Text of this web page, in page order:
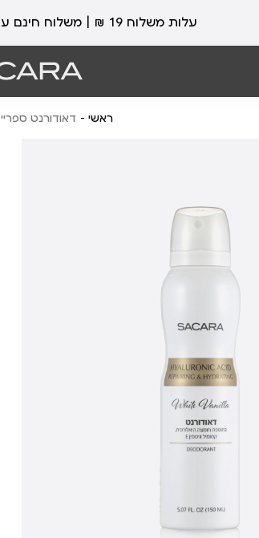
עלות משלוח 19 ₪ | משלוח חינם עד הבית בכל קנייה מעל 99 ₪
ראשי דאודורנט ספריי White Vanilla